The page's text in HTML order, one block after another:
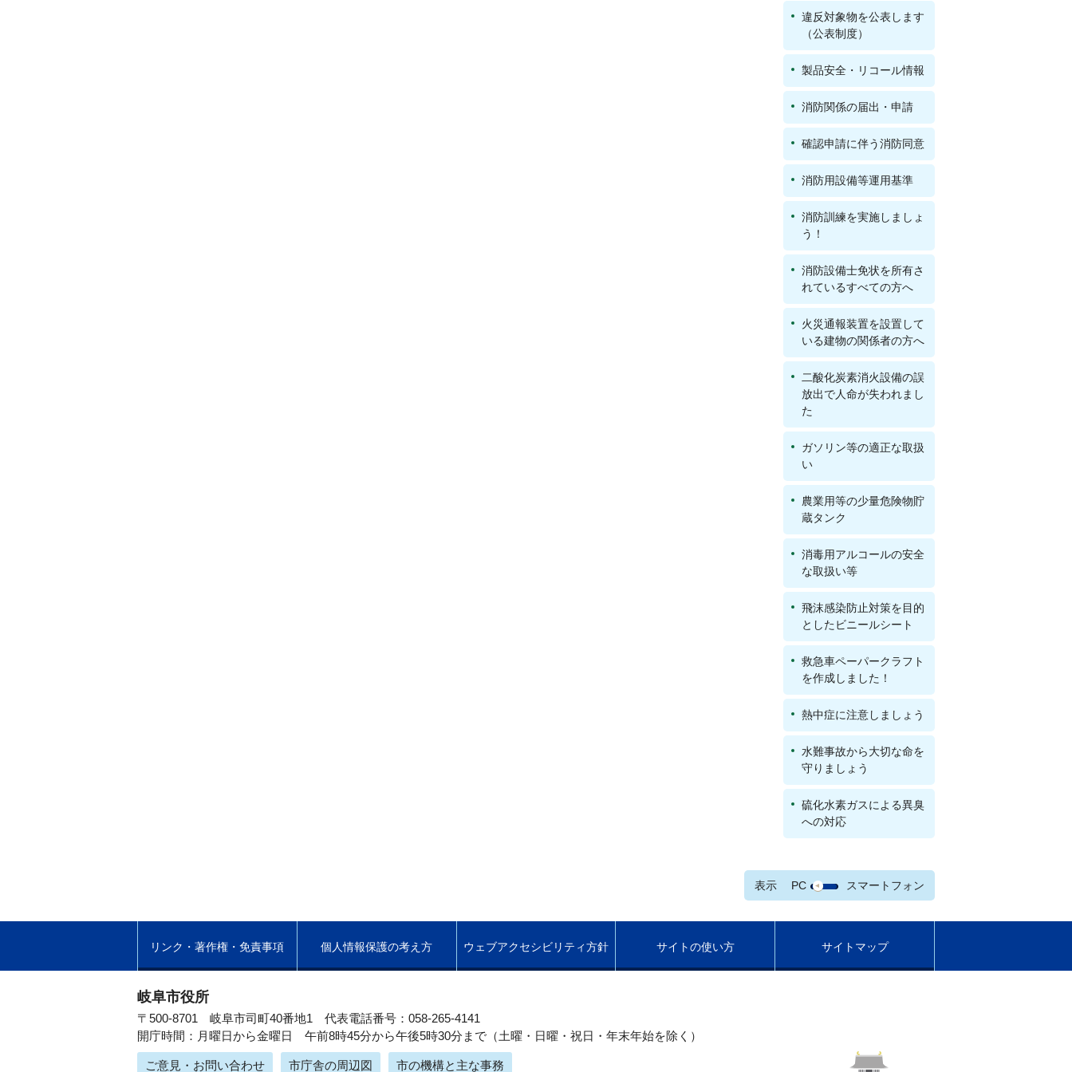
違反対象物を公表します
（公表制度）
製品安全・リコール情報
消防関係の届出・申請
確認申請に伴う消防同意
消防用設備等運用基準
消防訓練を実施しましょ
う！
消防設備士免状を所有さ
れているすべての方へ
火災通報装置を設置して
いる建物の関係者の方へ
二酸化炭素消火設備の誤
放出で人命が失われまし
た
ガソリン等の適正な取扱
い
農業用等の少量危険物貯
蔵タンク
消毒用アルコールの安全
な取扱い等
飛沫感染防止対策を目的
としたビニールシート
救急車ペーパークラフト
を作成しました！
熱中症に注意しましょう
水難事故から大切な命を
守りましょう
硫化水素ガスによる異臭
への対応
表示 PC スマートフォン
リンク・著作権・免責事項 個人情報保護の考え方 ウェブアクセシビリティ方針 サイトの使い方 サイトマップ
岐阜市役所
〒500-8701 岐阜市司町40番地1 代表電話番号：058-265-4141
開庁時間：月曜日から金曜日 午前8時45分から午後5時30分まで（土曜・日曜・祝日・年末年始を除く）
ご意見・お問い合わせ 市庁舎の周辺図 市の機構と主な事務